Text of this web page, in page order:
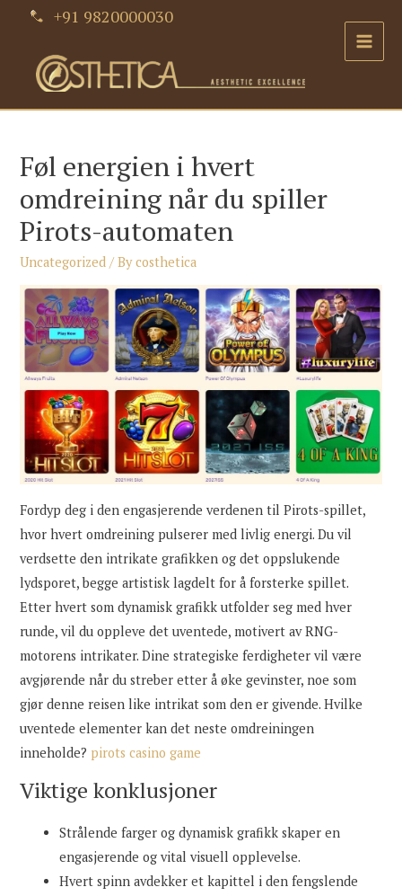
content
+91 9820000030
Main
Føl energien i hvert
omdreining når du spiller
Pirots-automaten
Uncategorized / Bycosthetica
Fordyp deg i den engasjerende verdenen til Pirots-spillet,
hvor hvert omdreining pulserer med livlig energi. Du vil
verdsette den intrikate grafikken og det oppslukende
lydsporet, begge artistisk lagdelt for å forsterke spillet.
Etter hvert som dynamisk grafikk utfolder seg med hver
runde, vil du oppleve det uventede, motivert av RNG-
motorens intrikater. Dine strategiske ferdigheter vil være
avgjørende når du streber etter å øke gevinster, noe som
gjør denne reisen like intrikat som den er givende. Hvilke
uventede elementer kan det neste omdreiningen
inneholde? pirots casino game
Viktige konklusjoner
Strålende farger og dynamisk grafikk skaper en
engasjerende og vital visuell opplevelse.
Hvert spinn avdekker et kapittel i den fengslende